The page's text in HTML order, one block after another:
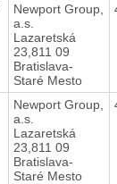
Newport Group,
a.s.
Lazaretská
23,811 09
Bratislava-
Staré Mesto
Newport Group,
a.s.
Lazaretská
23,811 09
Bratislava-
Staré Mesto